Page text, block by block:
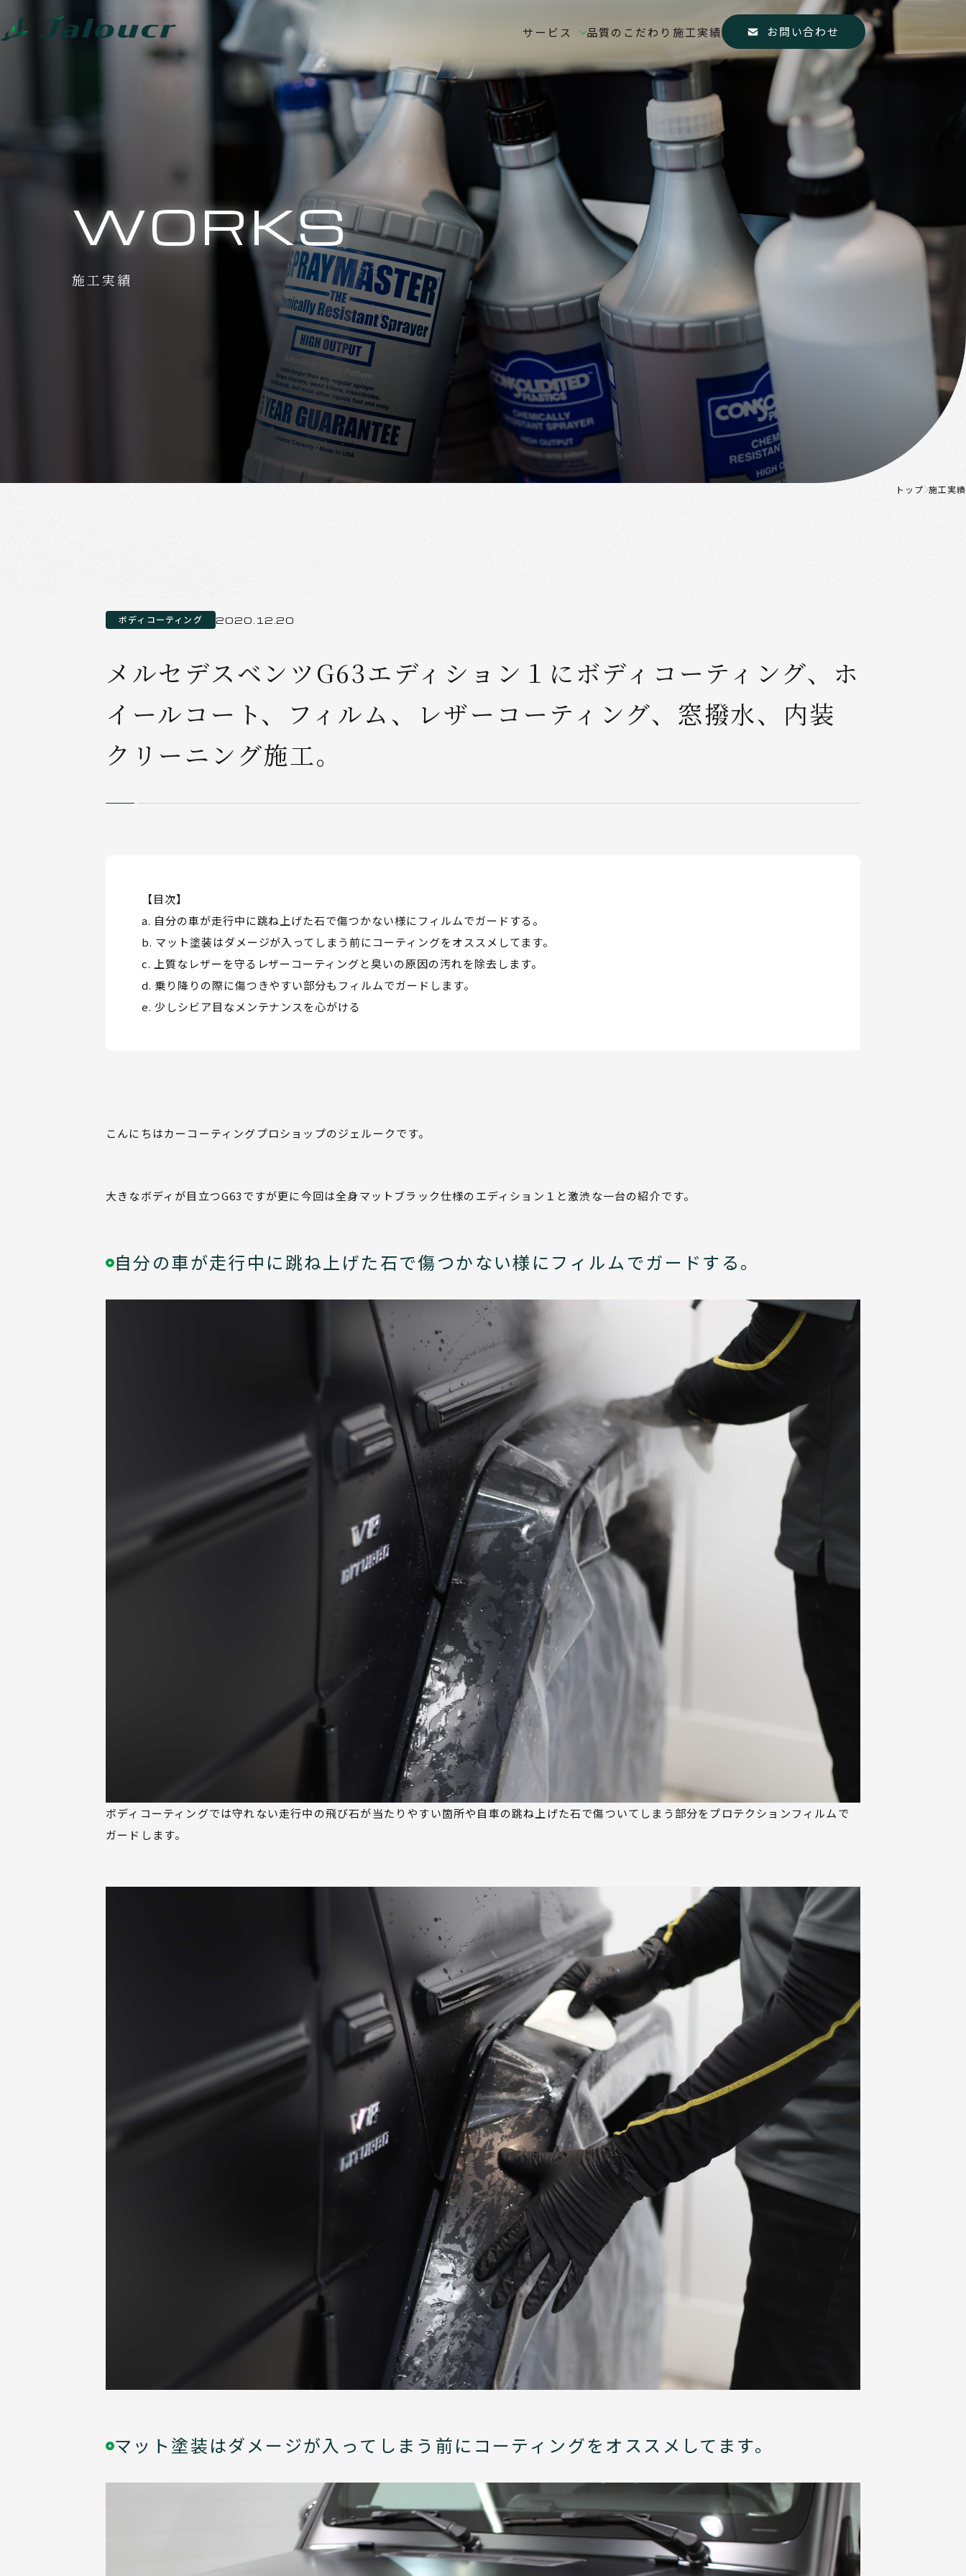
サービス 品質のこだわり 施工実績 お問い合わせ
WORKS
施工実績
トップ 施工実績
ボディコーティング 2020.12.20
メルセデスベンツG63エディション１にボディコーティング、ホ
イールコート、フィルム、レザーコーティング、窓撥水、内装
クリーニング施工。
【目次】
自分の車が走行中に跳ね上げた石で傷つかない様にフィルムでガードする。
マット塗装はダメージが入ってしまう前にコーティングをオススメしてます。
上質なレザーを守るレザーコーティングと臭いの原因の汚れを除去します。
乗り降りの際に傷つきやすい部分もフィルムでガードします。
少しシビア目なメンテナンスを心がける
こんにちはカーコーティングプロショップのジェルークです。
大きなボディが目立つG63ですが更に今回は全身マットブラック仕様のエディション１と激渋な一台の紹介です。
自分の車が走行中に跳ね上げた石で傷つかない様にフィルムでガードする。
ボディコーティングでは守れない走行中の飛び石が当たりやすい箇所や自車の跳ね上げた石で傷ついてしまう部分をプロテクションフィルムで
ガードします。
マット塗装はダメージが入ってしまう前にコーティングをオススメしてます。